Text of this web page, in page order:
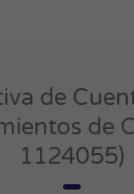
de
de
1124055)